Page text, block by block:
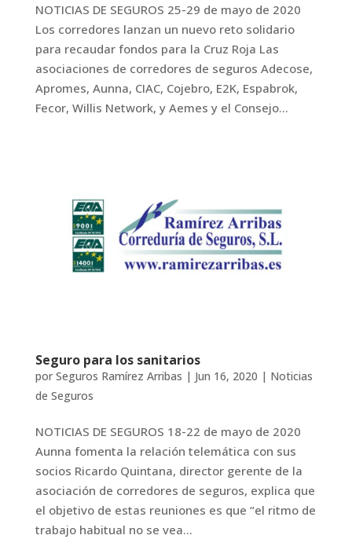
NOTICIAS DE SEGUROS 25-29 de mayo de 2020
Los corredores lanzan un nuevo reto solidario
para recaudar fondos para la Cruz Roja Las
asociaciones de corredores de seguros Adecose,
Apromes, Aunna, CIAC, Cojebro, E2K, Espabrok,
Fecor, Willis Network, y Aemes y el Consejo...
Seguro para los sanitarios
por Seguros Ramírez Arribas | Jun 16, 2020 | Noticias
de Seguros
NOTICIAS DE SEGUROS 18-22 de mayo de 2020
Aunna fomenta la relación telemática con sus
socios Ricardo Quintana, director gerente de la
asociación de corredores de seguros, explica que
el objetivo de estas reuniones es que “el ritmo de
trabajo habitual no se vea...